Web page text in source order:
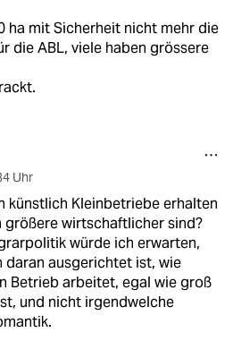
ha mit Sicherheit nicht mehr die
die ABL, viele haben grössere
Uhr
künstlich Kleinbetriebe erhalten
größere wirtschaftlicher sind?
würde ich erwarten,
daran ausgerichtet ist, wie
Betrieb arbeitet, egal wie groß
und nicht irgendwelche